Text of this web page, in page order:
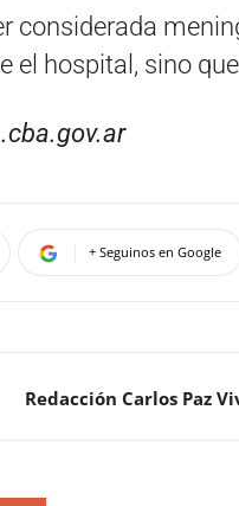
considerada
el hospital, sino
+ Seguinos en Google
Redacción Carlos Paz